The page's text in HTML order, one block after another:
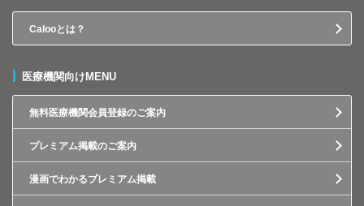
Calooとは？
医療機関向けMENU
無料医療機関会員登録のご案内
プレミアム掲載のご案内
漫画でわかるプレミアム掲載